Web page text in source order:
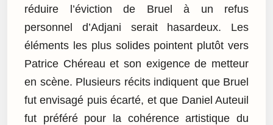
réduire l’éviction de Bruel à un refus
personnel d’Adjani serait hasardeux. Les
éléments les plus solides pointent plutôt vers
Patrice Chéreau et son exigence de metteur
en scène. Plusieurs récits indiquent que Bruel
fut envisagé puis écarté, et que Daniel Auteuil
fut préféré pour la cohérence artistique du